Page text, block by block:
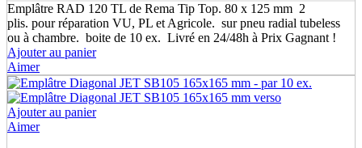
Emplâtre RAD 120 TL de Rema Tip Top. 80 x 125 mm 2
plis. pour réparation VU, PL et Agricole. sur pneu radial tubeless
ou à chambre. boite de 10 ex. Livré en 24/48h à Prix Gagnant !
Ajouter au panier
Aimer
Ajouter au panier
Aimer